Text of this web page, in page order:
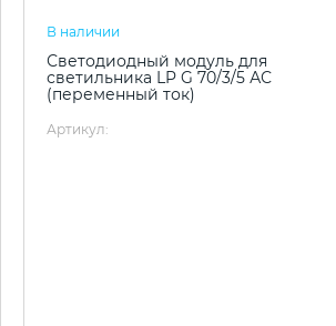
В наличии
Светодиодный модуль для
светильника LP G 70/3/5 АС
(переменный ток)
Артикул: